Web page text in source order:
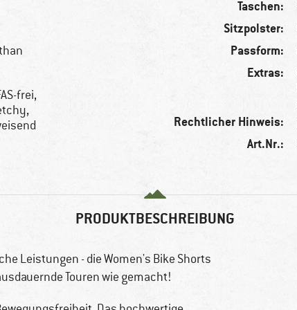
frei,
Taschen:
Sitzpolster:
Passform:
Extras:
Rechtlicher Hinweis:
Art.Nr.:
PRODUKTBESCHREIBUNG
Leistungen - die Women's Bike Shorts
Touren wie gemacht!